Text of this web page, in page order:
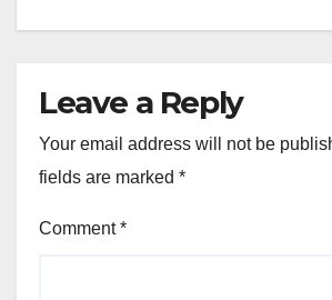
Leave a Reply
Your email address will not be
fields are marked *
Comment*